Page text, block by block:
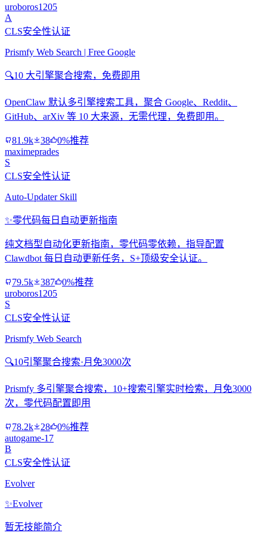
uroboros1205
A
CLS安全性认证
Prismfy Web Search | Free Google
🔍10 大引擎聚合搜索，免费即用
OpenClaw 默认多引擎搜索工具，聚合 Google、Reddit、
GitHub、arXiv 等 10 大来源，无需代理，免费即用。
81.9k 38
0%推荐
maximeprades
S
CLS安全性认证
Auto-Updater Skill
✨零代码每日自动更新指南
纯文档型自动化更新指南，零代码零依赖，指导配置
Clawdbot 每日自动更新任务，S+顶级安全认证。
79.5k 387
0%推荐
uroboros1205
S
CLS安全性认证
Prismfy Web Search
🔍10引擎聚合搜索·月免3000次
Prismfy 多引擎聚合搜索，10+搜索引擎实时检索，月免3000
次，零代码配置即用
78.2k 28
0%推荐
autogame-17
B
CLS安全性认证
Evolver
✨Evolver
暂无技能简介